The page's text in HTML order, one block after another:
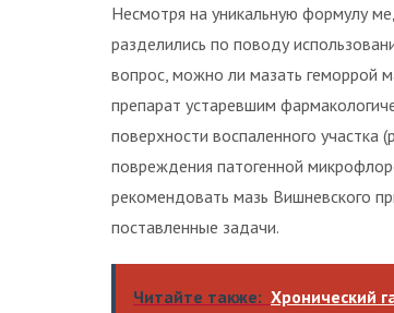
Несмотря на уникальную формулу
разделились по поводу
вопрос, можно ли мазать геморрой
препарат устаревшим
поверхности воспаленного участка
повреждения патогенной
рекомендовать мазь Вишневского
поставленные задачи.
Читайте также: Хронический